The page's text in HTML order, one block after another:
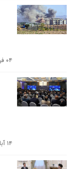
۰۴ فروردین ۱۴۰۵
۱۴ آبان ۱۴۰۳